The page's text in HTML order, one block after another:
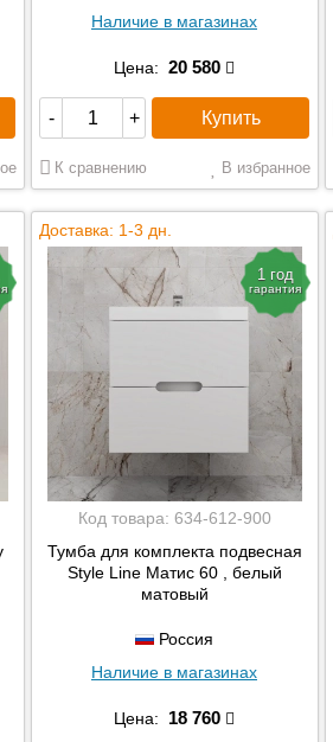
Наличие в магазинах
Цена: 20 580
- + Купить
К сравнению В избранное
Доставка: 1-3 дн.
1 год
гарантия
Код товара: 634-612-900
Тумба для комплекта подвесная
Style Line Матис 60 , белый
матовый
Россия
Наличие в магазинах
Цена: 18 760